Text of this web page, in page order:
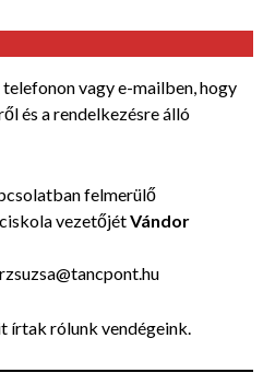
vagy e-mailben, hogy
és a rendelkezésre álló
felmerülő
vezetőjétVándor
írtak rólunk vendégeink.